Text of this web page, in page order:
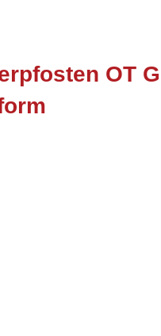
OT